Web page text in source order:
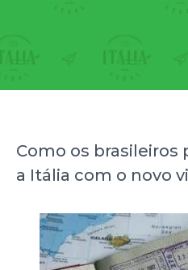
Como os brasileiros
a Itália com o novo